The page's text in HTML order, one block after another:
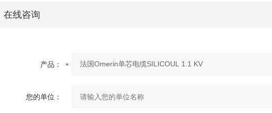
在线咨询
产品：
您的单位：